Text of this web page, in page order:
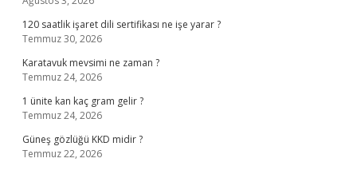
120 saatlik işaret dili sertifikası ne işe yarar ?
Temmuz 30, 2026
Karatavuk mevsimi ne zaman ?
Temmuz 24, 2026
1 ünite kan kaç gram gelir ?
Temmuz 24, 2026
Güneş gözlüğü KKD midir ?
Temmuz 22, 2026